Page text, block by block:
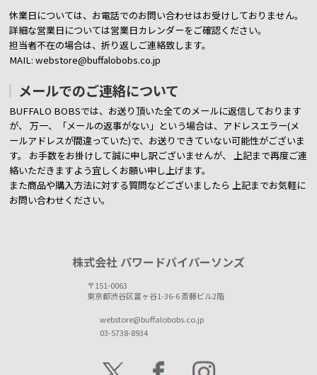
休業日については、お電話でのお問い合わせはお受けしておりません。
詳細な営業日については営業日カレンダーをご確認ください。
担当者不在の場合は、折り返しご連絡致します。
MAIL: webstore@buffalobobs.co.jp
メールでのご連絡について
BUFFALO BOBSでは、お送り頂いた全てのメールに返信しております
が、 万一、「メールの返事がない」という場合は、アドレスエラー(メ
ールアドレスが間違っていた)で、お送りできていない可能性がございま
す。 お手数をお掛けして誠に申し訳ございませんが、 上記まで再度ご連
絡いただきますよう宜しくお願い申し上げます。
また商品や購入方法に対する質問などございましたら上記までお気軽に
お問い合わせください。
株式会社 パワードバイパーソンズ
〒151-0063
東京都渋谷区富ヶ谷1-36-6 斎藤ビル2階
webstore@buffalobobs.co.jp
03-5738-8934